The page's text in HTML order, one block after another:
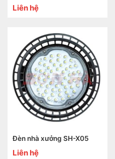
Liên hệ
Đèn nhà xưởng SH-X05
Liên hệ